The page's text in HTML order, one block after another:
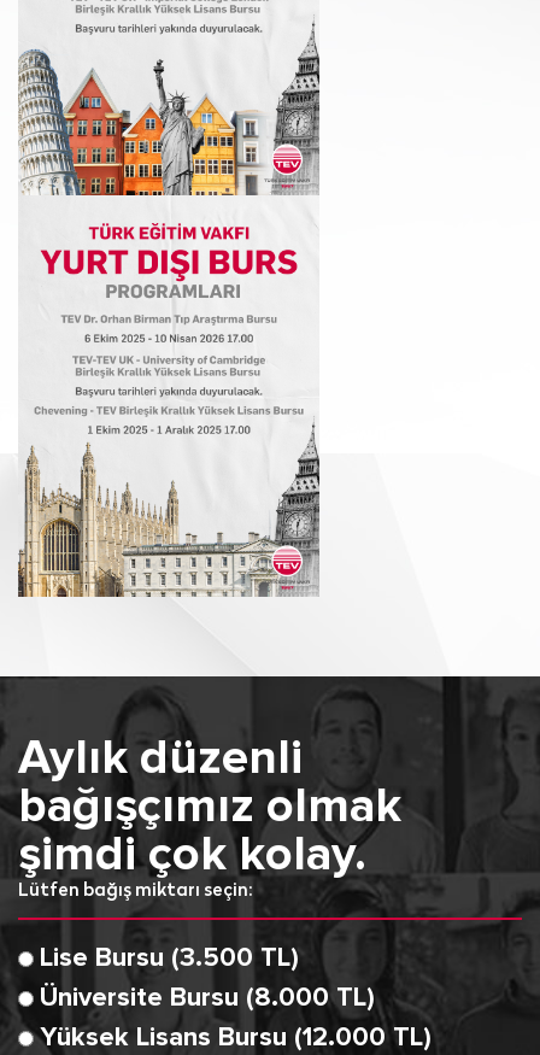
Aylık düzenli
bağışçımız olmak
şimdi çok kolay.
Lütfen bağış miktarı seçin:
Lise Bursu (3.500 TL)
Üniversite Bursu (8.000 TL)
Yüksek Lisans Bursu (12.000 TL)